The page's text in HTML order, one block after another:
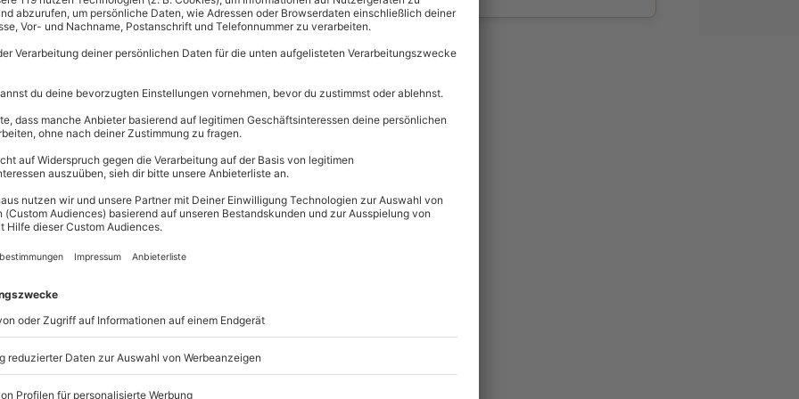
Große Auswahl
Über 9.000 unvergessliche
Erlebnisse.
Jeder Gutschein für alle Erlebnisse
Maximale Sicherheit
fliegen? In Zürich hast
ein echter Boeing 777
Pilot fühlst, Dir aber noch die
genau das richtige für
Du Dich in die Lüfte erheben
lenken. Und natürlich im
wie ein echter Kapitän.
Bildschirmbegrüsst.
der Rezeptiongenauso wenig